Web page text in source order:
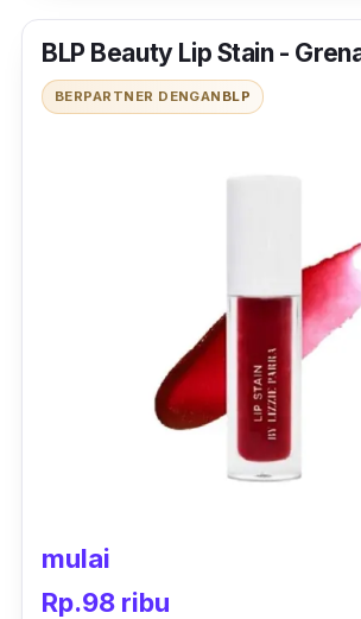
BLP Beauty Lip Stain -
BERPARTNER DENGAN BLP
mulai
Rp.98 ribu